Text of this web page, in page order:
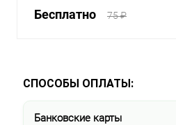
Бесплатно 75 ₽
СПОСОБЫ ОПЛАТЫ:
Банковские карты